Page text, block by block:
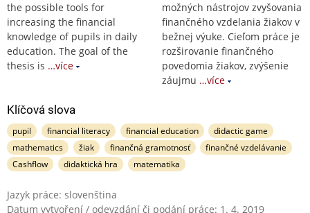
the possible tools for
increasing the financial
knowledge of pupils in daily
education. The goal of the
thesis is …více
možných nástrojov zvyšovania
finančného vzdelania žiakov v
bežnej výuke. Cieľom práce je
rozširovanie finančného
povedomia žiakov, zvýšenie
záujmu …více
Klíčová slova
pupil financial literacy financial education
didactic game
mathematics
žiak finančná gramotnosť
finančné vzdelávanie
Cashflow
didaktická hra matematika
Jazyk práce: slovenština
Datum vytvoření / odevzdání či podání práce: 1. 4. 2019